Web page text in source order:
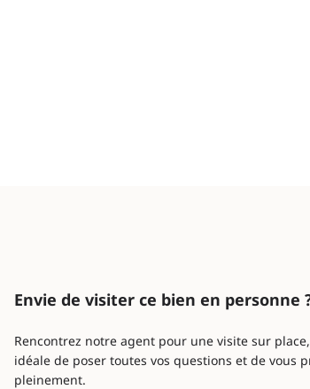
Envie de visiter ce bien en personne
Rencontrez notre agent pour une visite sur
idéale de poser toutes vos questions et de vous
pleinement.